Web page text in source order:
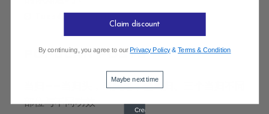
POPULAR POSTS
当归——当归头，当归尾，全当归、三个当归不同
部位与不同功效
Claim discount
By continuing, you agree to our Privacy Policy&Terms & Condition
Maybe next time